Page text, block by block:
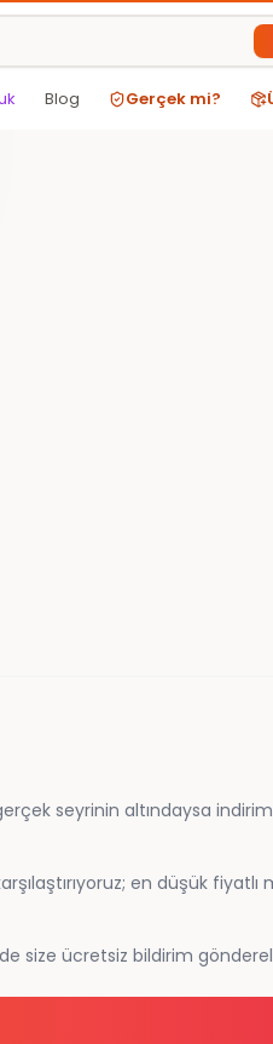
Blog Gerçek mi?
seyrinin altındaysa
en düşük
size ücretsiz bildirim